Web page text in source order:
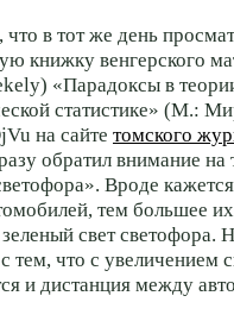
что в тот же день
книжку венгерского
«Парадоксы в
статистике» (М.:
на сайте томского
обратил внимание на
Вроде
тем большее
свет светофора.
с тем, что с увеличением
и дистанция между